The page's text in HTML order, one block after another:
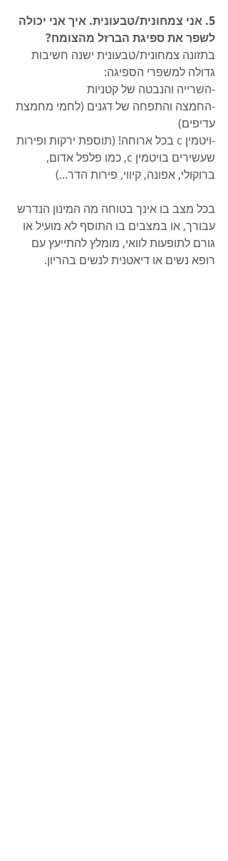
5. אני צמחונית/טבעונית. איך אני יכולה
לשפר את ספיגת הברזל מהצומח?
בתזונה צמחונית/טבעונית ישנה חשיבות
גדולה למשפרי הספיגה:
-השרייה והנבטה של קטניות
-החמצה והתפחה של דגנים (לחמי מחמצת
עדיפים)
-ויטמין c בכל ארוחה! (תוספת ירקות ופירות
שעשירים בויטמין c, כמו פלפל אדום,
ברוקולי, אפונה, קיווי, פירות הדר...)
בכל מצב בו אינך בטוחה מה המינון הנדרש
עבורך, או במצבים בו התוסף לא מועיל או
גורם לתופעות לוואי, מומלץ להתייעץ עם
רופא נשים או דיאטנית לנשים בהריון.